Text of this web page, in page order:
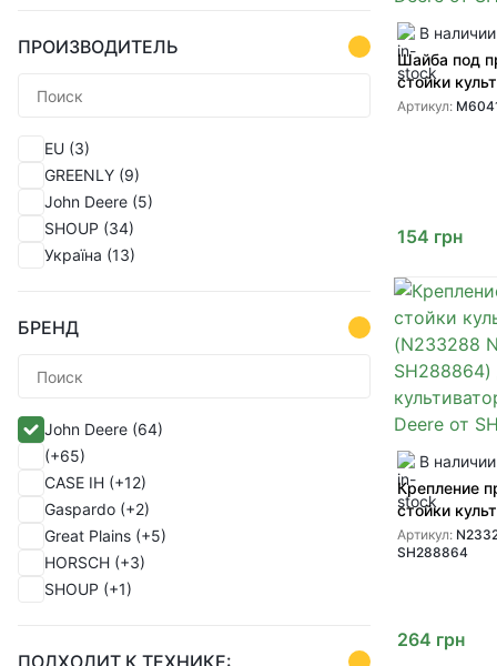
(1)
(1)
(1)
(1)
(1)
(1)
(1)
(1)
(1)
(1)
(1)
(1)
(1)
ПРОИЗВОДИТЕЛЬ
EU (3)
GREENLY (9)
John Deere (5)
SHOUP (34)
Україна (13)
БРЕНД
John Deere (64)
(+65)
CASE IH (+12)
Gaspardo (+2)
Great Plains (+5)
HORSCH (+3)
SHOUP (+1)
ПОДХОДИТ К ТЕХНИКЕ:
В наличии
Шайба под
стойки
(960)
Артикул:
154 грн
В наличии
Крепление
стойки
(N233288
SH288864)
Артикул:
SH288864
264 грн